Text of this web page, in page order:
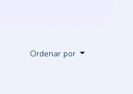
Ordenar por